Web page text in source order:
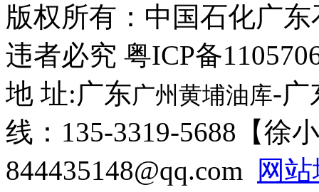
版权所有： 中国石化广
违者必究 粤ICP备
地 址:广东广州黄埔油库-广
线：135-3319-5688【徐
844435148@qq.com
网